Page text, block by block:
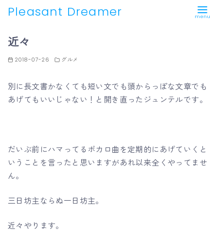
Pleasant Dreamer
近々
2018-07-26 グルメ
別に長文書かなくても短い文でも頭からっぽな文章でも
あげてもいいじゃない！と開き直ったジュンテルです。
だいぶ前にハマってるボカロ曲を定期的にあげていくと
いうことを言ったと思いますがあれ以来全くやってませ
ん。
三日坊主ならぬ一日坊主。
近々やります。